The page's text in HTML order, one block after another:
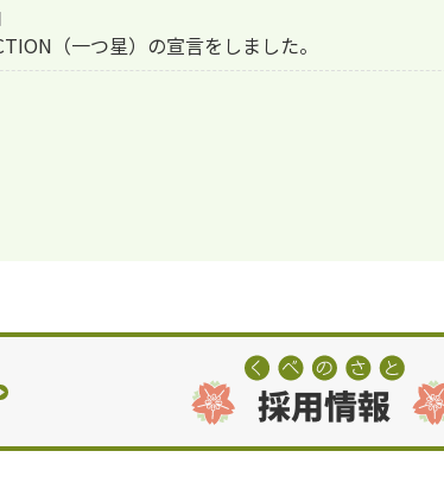
（一つ星）の宣言をしました。